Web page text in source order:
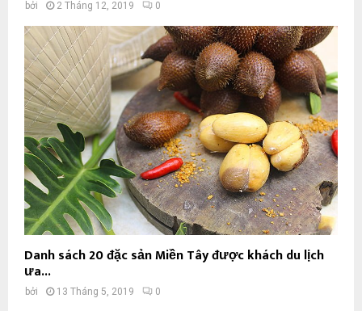
bởi 2 Tháng 12, 2019 0
Danh sách 20 đặc sản Miền Tây được khách du lịch
ưa...
bởi 13 Tháng 5, 2019 0